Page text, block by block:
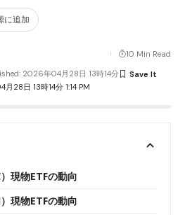
に追加
28日 13時14分 1:14 PM
2026年04月28日 13時14分
10 Min Read
現物ETFの動向
現物ETFの動向